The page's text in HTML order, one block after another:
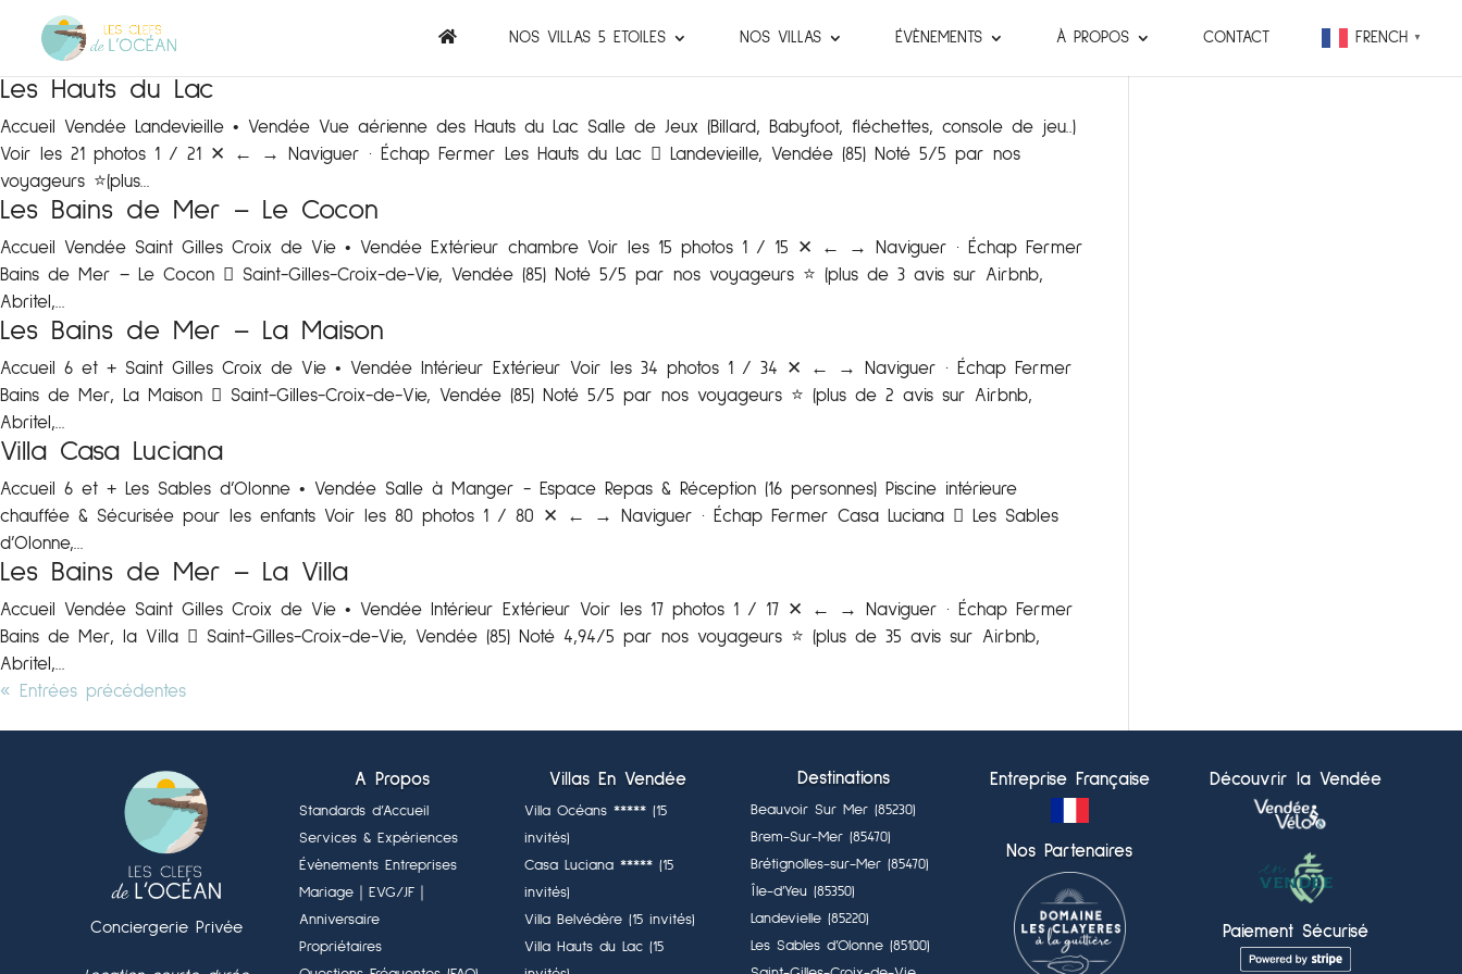
NOS VILLAS 5 ETOILES NOS VILLAS ÉVÈNEMENTS À PROPOS CONTACT FRENCH ▼
Les Hauts du Lac
Accueil Vendée Landevieille • Vendée Vue aérienne des Hauts du Lac Salle de Jeux (Billard, Babyfoot, fléchettes, console de jeu..)
Voir les 21 photos 1 / 21 ✕ ← → Naviguer · Échap Fermer Les Hauts du Lac  Landevieille, Vendée (85) Noté 5/5 par nos
voyageurs ⭐️(plus...
Les Bains de Mer – Le Cocon
Accueil Vendée Saint Gilles Croix de Vie • Vendée Extérieur chambre Voir les 15 photos 1 / 15 ✕ ← → Naviguer · Échap Fermer
Bains de Mer – Le Cocon  Saint-Gilles-Croix-de-Vie, Vendée (85) Noté 5/5 par nos voyageurs ⭐️ (plus de 3 avis sur Airbnb,
Abritel,...
Les Bains de Mer – La Maison
Accueil 6 et + Saint Gilles Croix de Vie • Vendée Intérieur Extérieur Voir les 34 photos 1 / 34 ✕ ← → Naviguer · Échap Fermer
Bains de Mer, La Maison  Saint-Gilles-Croix-de-Vie, Vendée (85) Noté 5/5 par nos voyageurs ⭐️ (plus de 2 avis sur Airbnb,
Abritel,...
Villa Casa Luciana
Accueil 6 et + Les Sables d’Olonne • Vendée Salle à Manger - Espace Repas & Réception (16 personnes) Piscine intérieure
chauffée & Sécurisée pour les enfants Voir les 80 photos 1 / 80 ✕ ← → Naviguer · Échap Fermer Casa Luciana  Les Sables
d’Olonne,...
Les Bains de Mer – La Villa
Accueil Vendée Saint Gilles Croix de Vie • Vendée Intérieur Extérieur Voir les 17 photos 1 / 17 ✕ ← → Naviguer · Échap Fermer
Bains de Mer, la Villa  Saint-Gilles-Croix-de-Vie, Vendée (85) Noté 4,94/5 par nos voyageurs ⭐️ (plus de 35 avis sur Airbnb,
Abritel,...
« Entrées précédentes
Conciergerie Privée
A Propos
Standards d’Accueil
Services & Expériences
Évènements Entreprises
Mariage｜EVG/JF｜
Anniversaire
Propriétaires
Villas En Vendée
Villa Océans ***** (15
invités)
Casa Luciana ***** (15
invités)
Villa Belvédère (15 invités)
Villa Hauts du Lac (15
Destinations
Beauvoir Sur Mer (85230)
Brem-Sur-Mer (85470)
Brétignolles-sur-Mer (85470)
Île-d’Yeu (85350)
Landevielle (85220)
Les Sables d’Olonne (85100)
Entreprise Française
Nos Partenaires
Découvrir la Vendée
Paiement Sécurisé